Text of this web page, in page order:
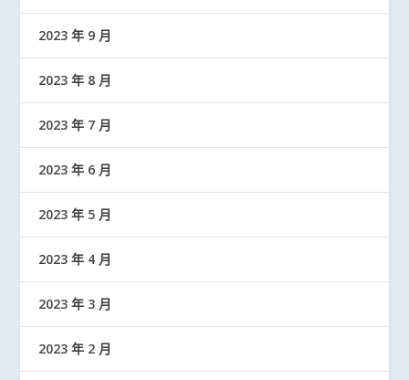
2023 年 9 月
2023 年 8 月
2023 年 7 月
2023 年 6 月
2023 年 5 月
2023 年 4 月
2023 年 3 月
2023 年 2 月